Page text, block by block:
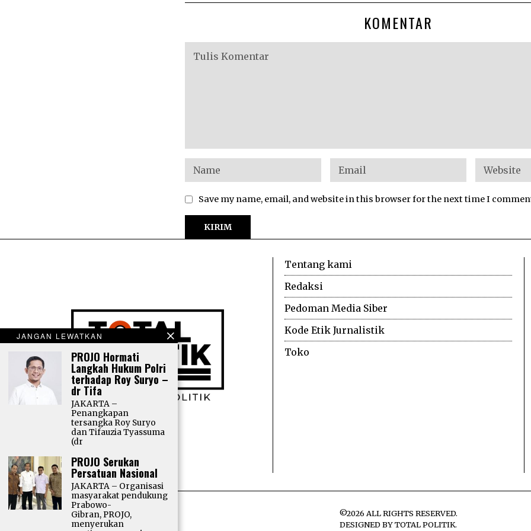
KOMENTAR
Save my name, email, and website in this browser for the next time I
Tentang kami
Redaksi
Pedoman Media Siber
Kode Etik Jurnalistik
Toko
©2026 ALL RIGHTS RESERVED.
DESIGNED BYTOTAL POLITIK.
JANGAN LEWATKAN
PROJO Hormati
Langkah Hukum Polri
terhadap Roy Suryo –
dr Tifa
JAKARTA –
Penangkapan
tersangka Roy Suryo
dan Tifauzia Tyassuma
(dr
PROJO Serukan
Persatuan Nasional
JAKARTA – Organisasi
masyarakat pendukung
Prabowo-
Gibran, PROJO,
menyerukan